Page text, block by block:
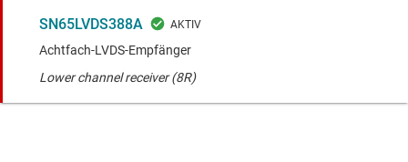
SN65LVDS388A
Achtfach-LVDS-Empfänger
Lower channel receiver (8R)